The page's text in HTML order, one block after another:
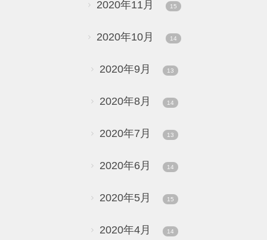
2020年11月 15
2020年10月 14
2020年9月 13
2020年8月 14
2020年7月 13
2020年6月 14
2020年5月 15
2020年4月 14